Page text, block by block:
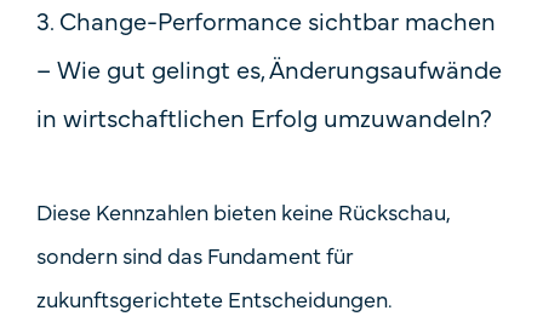
3. Change-Performance sichtbar machen
– Wie gut gelingt es, Änderungsaufwände
in wirtschaftlichen Erfolg umzuwandeln?
Diese Kennzahlen bieten keine Rückschau,
sondern sind das Fundament für
zukunftsgerichtete Entscheidungen.